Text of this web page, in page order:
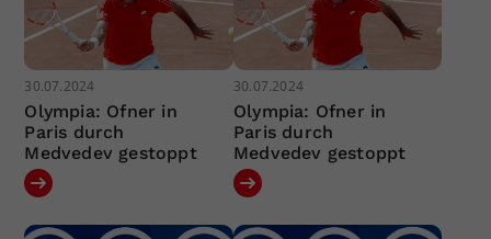
30.07.2024
Olympia: Ofner in
Paris durch
Medvedev gestoppt
30.07.2024
Olympia: Ofner in
Paris durch
Medvedev gestoppt